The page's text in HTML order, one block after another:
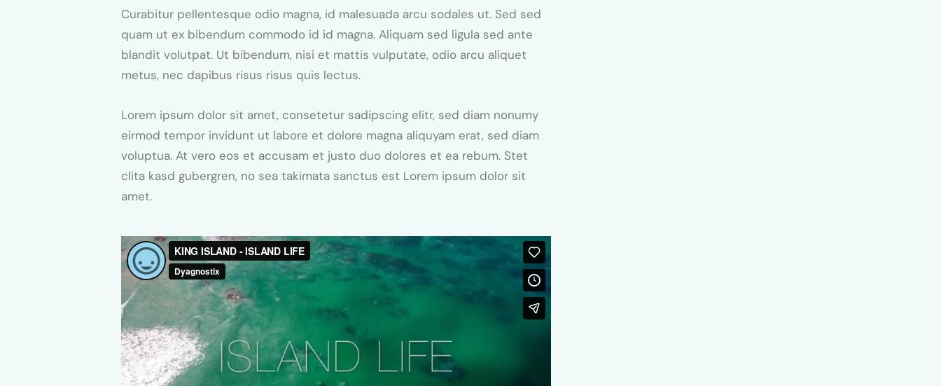
Curabitur pellentesque odio magna, id malesuada arcu sodales ut. Sed sed
quam ut ex bibendum commodo id id magna. Aliquam sed ligula sed ante
blandit volutpat. Ut bibendum, nisi et mattis vulputate, odio arcu aliquet
metus, nec dapibus risus risus quis lectus.
Lorem ipsum dolor sit amet, consetetur sadipscing elitr, sed diam nonumy
eirmod tempor invidunt ut labore et dolore magna aliquyam erat, sed diam
voluptua. At vero eos et accusam et justo duo dolores et ea rebum. Stet
clita kasd gubergren, no sea takimata sanctus est Lorem ipsum dolor sit
amet.